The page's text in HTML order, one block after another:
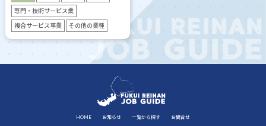
専門・技術サービス業
複合サービス事業 その他の業種
HOME お知らせ 一覧から探す お問合せ